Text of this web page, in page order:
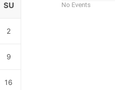
SU
2
9
16
No Events